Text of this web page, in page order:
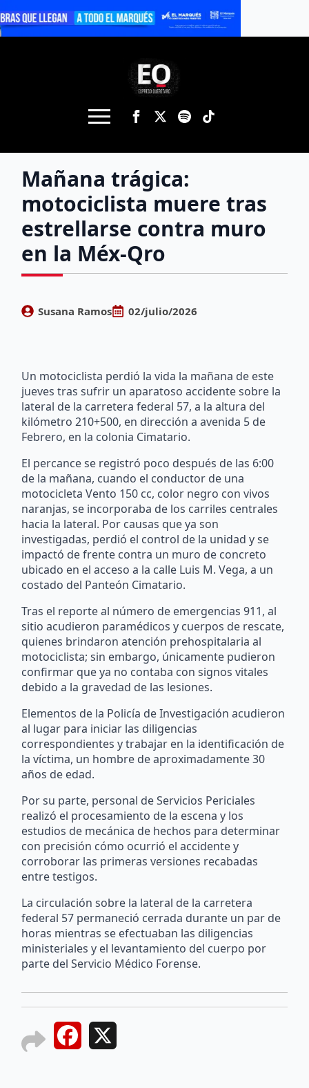
Mañana trágica:
motociclista muere tras
estrellarse contra muro
en la Méx-Qro
Susana Ramos 02/julio/2026
Un motociclista perdió la vida la mañana de este
jueves tras sufrir un aparatoso accidente sobre la
lateral de la carretera federal 57, a la altura del
kilómetro 210+500, en dirección a avenida 5 de
Febrero, en la colonia Cimatario.
El percance se registró poco después de las 6:00
de la mañana, cuando el conductor de una
motocicleta Vento 150 cc, color negro con vivos
naranjas, se incorporaba de los carriles centrales
hacia la lateral. Por causas que ya son
investigadas, perdió el control de la unidad y se
impactó de frente contra un muro de concreto
ubicado en el acceso a la calle Luis M. Vega, a un
costado del Panteón Cimatario.
Tras el reporte al número de emergencias 911, al
sitio acudieron paramédicos y cuerpos de rescate,
quienes brindaron atención prehospitalaria al
motociclista; sin embargo, únicamente pudieron
confirmar que ya no contaba con signos vitales
debido a la gravedad de las lesiones.
Elementos de la Policía de Investigación acudieron
al lugar para iniciar las diligencias
correspondientes y trabajar en la identificación de
la víctima, un hombre de aproximadamente 30
años de edad.
Por su parte, personal de Servicios Periciales
realizó el procesamiento de la escena y los
estudios de mecánica de hechos para determinar
con precisión cómo ocurrió el accidente y
corroborar las primeras versiones recabadas
entre testigos.
La circulación sobre la lateral de la carretera
federal 57 permaneció cerrada durante un par de
horas mientras se efectuaban las diligencias
ministeriales y el levantamiento del cuerpo por
parte del Servicio Médico Forense.
Facebook